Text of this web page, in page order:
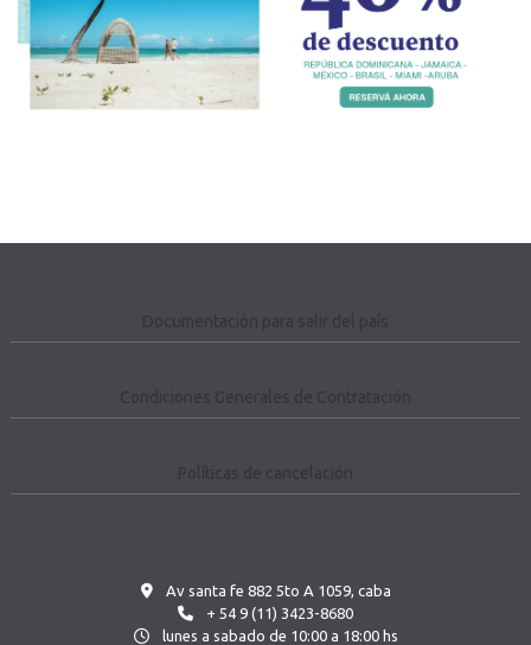
Documentación para salir del país
Condiciones Generales de Contratación
Políticas de cancelación
Av santa fe 882 5to A 1059, caba
+ 54 9 (11) 3423-8680
lunes a sabado de 10:00 a 18:00 hs